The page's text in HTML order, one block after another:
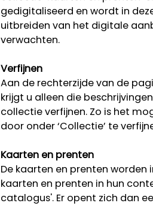
gedigitaliseerd en wordt in
uitbreiden van het digitale
verwachten.
Verfijnen
Aan de rechterzijde van de
krijgt u alleen die
collectie verfijnen. Zo is het
door onder ‘Collectie’ te
Kaarten en prenten
De kaarten en prenten
kaarten en prenten in hun
catalogus'. Er opent zich dan